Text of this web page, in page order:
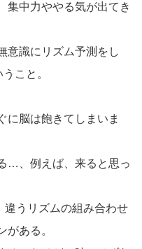
集中力ややる気が出てき
意識にリズム予測をし
こと。
に脳は飽きてしまいま
…、例えば、来ると思っ
違うリズムの組み合わせ
がある。